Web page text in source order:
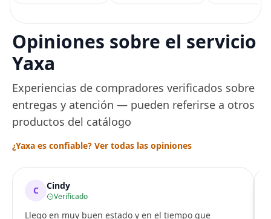
de metal para Mi
Smart Band 6
Opiniones sobre el servicio
Yaxa
Experiencias de compradores verificados sobre
entregas y atención — pueden referirse a otros
productos del catálogo
¿Yaxa es confiable? Ver todas las opiniones
C Cindy
Verificado
Llego en muy buen estado y en el tiempo que